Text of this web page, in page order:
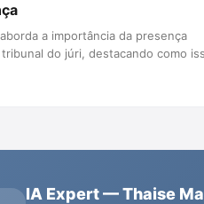
a importância da presença
do júri, destacando como
IA Expert — Thaise